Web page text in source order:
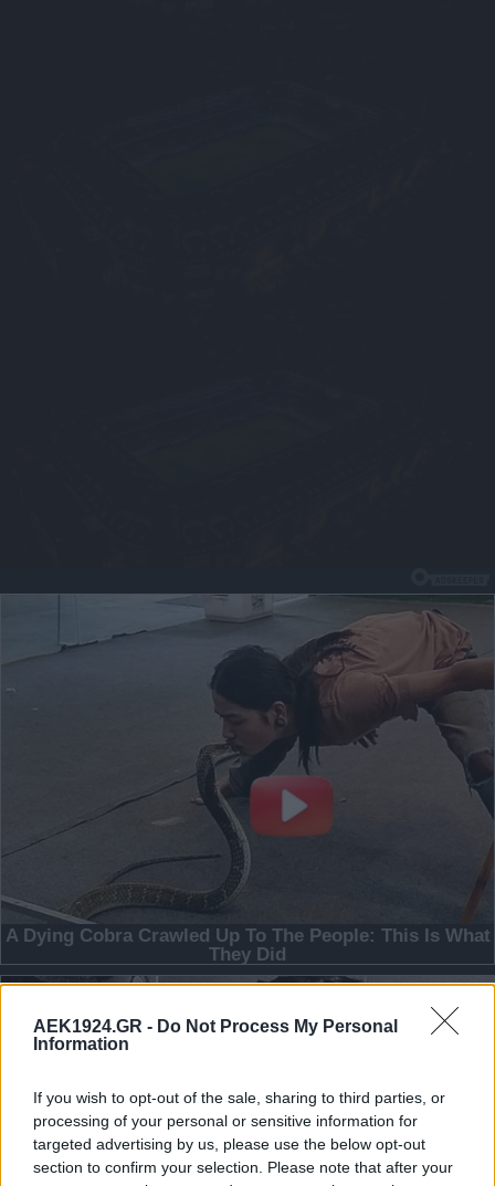
AEK1924.GR - Do Not Process My Personal
Information
If you wish to opt-out of the sale, sharing to third parties, or
processing of your personal or sensitive information for
targeted advertising by us, please use the below opt-out
section to confirm your selection. Please note that after your